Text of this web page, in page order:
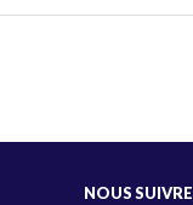
NOUS SUIVRE